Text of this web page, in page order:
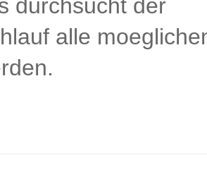
durchsucht der
alle